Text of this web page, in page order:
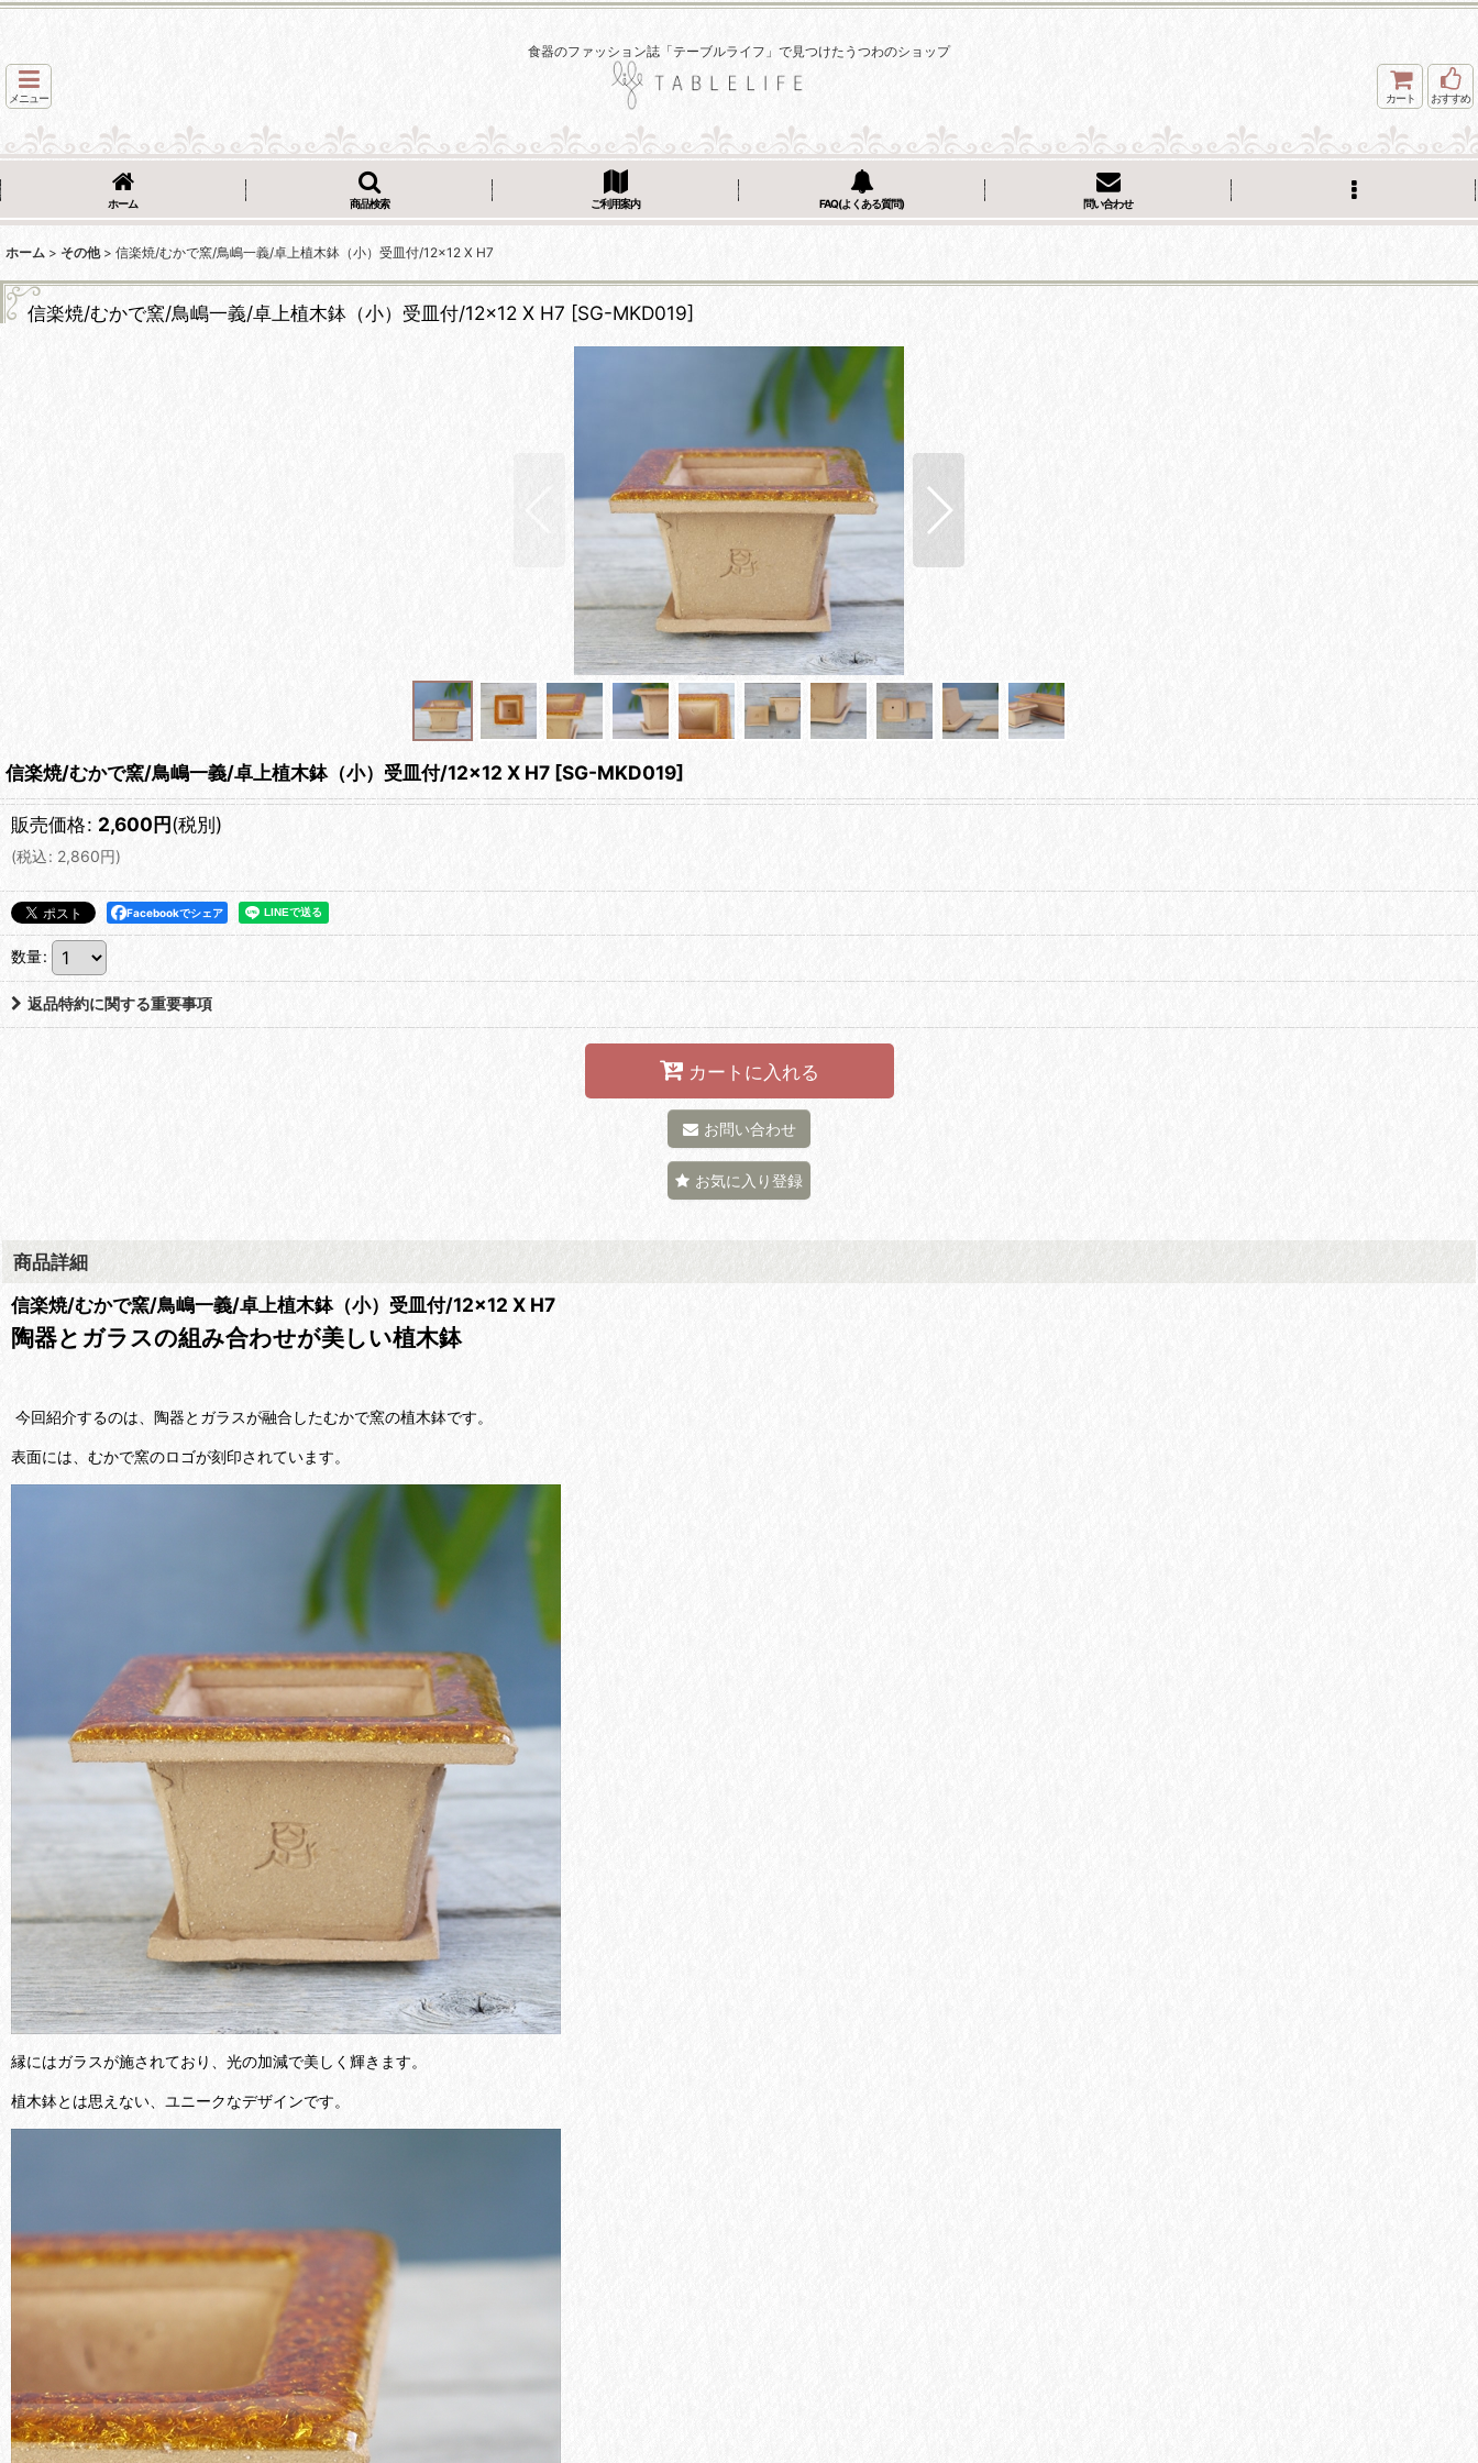
食器のファッション誌「テーブルライフ」で見つけたうつわのショップ
メニュー カート おすすめ
ホーム 商品検索 ご利用案内 FAQ(よくある質問) 問い合わせ
ホーム > その他 > 信楽焼/むかで窯/鳥嶋一義/卓上植木鉢（小）受皿付/12×12 X H7
信楽焼/むかで窯/鳥嶋一義/卓上植木鉢（小）受皿付/12×12 X H7 [SG-MKD019]
信楽焼/むかで窯/鳥嶋一義/卓上植木鉢（小）受皿付/12×12 X H7 [SG-MKD019]
販売価格: 2,600円(税別)
(税込: 2,860円)
Facebookでシェア
数量:
返品特約に関する重要事項
カートに入れる
お問い合わせ
お気に入り登録
商品詳細
信楽焼/むかで窯/鳥嶋一義/卓上植木鉢（小）受皿付/12×12 X H7
陶器とガラスの組み合わせが美しい植木鉢
今回紹介するのは、陶器とガラスが融合したむかで窯の植木鉢です。
表面には、むかで窯のロゴが刻印されています。
縁にはガラスが施されており、光の加減で美しく輝きます。
植木鉢とは思えない、ユニークなデザインです。